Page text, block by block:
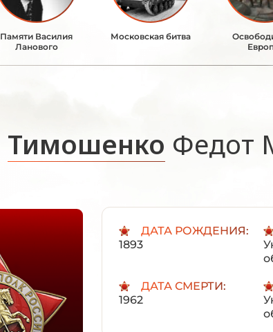
Памяти Василия
Ланового
Московская битва
Тимошенко Федот
ДАТА РОЖДЕНИЯ:
1893
ДАТА СМЕРТИ:
1962